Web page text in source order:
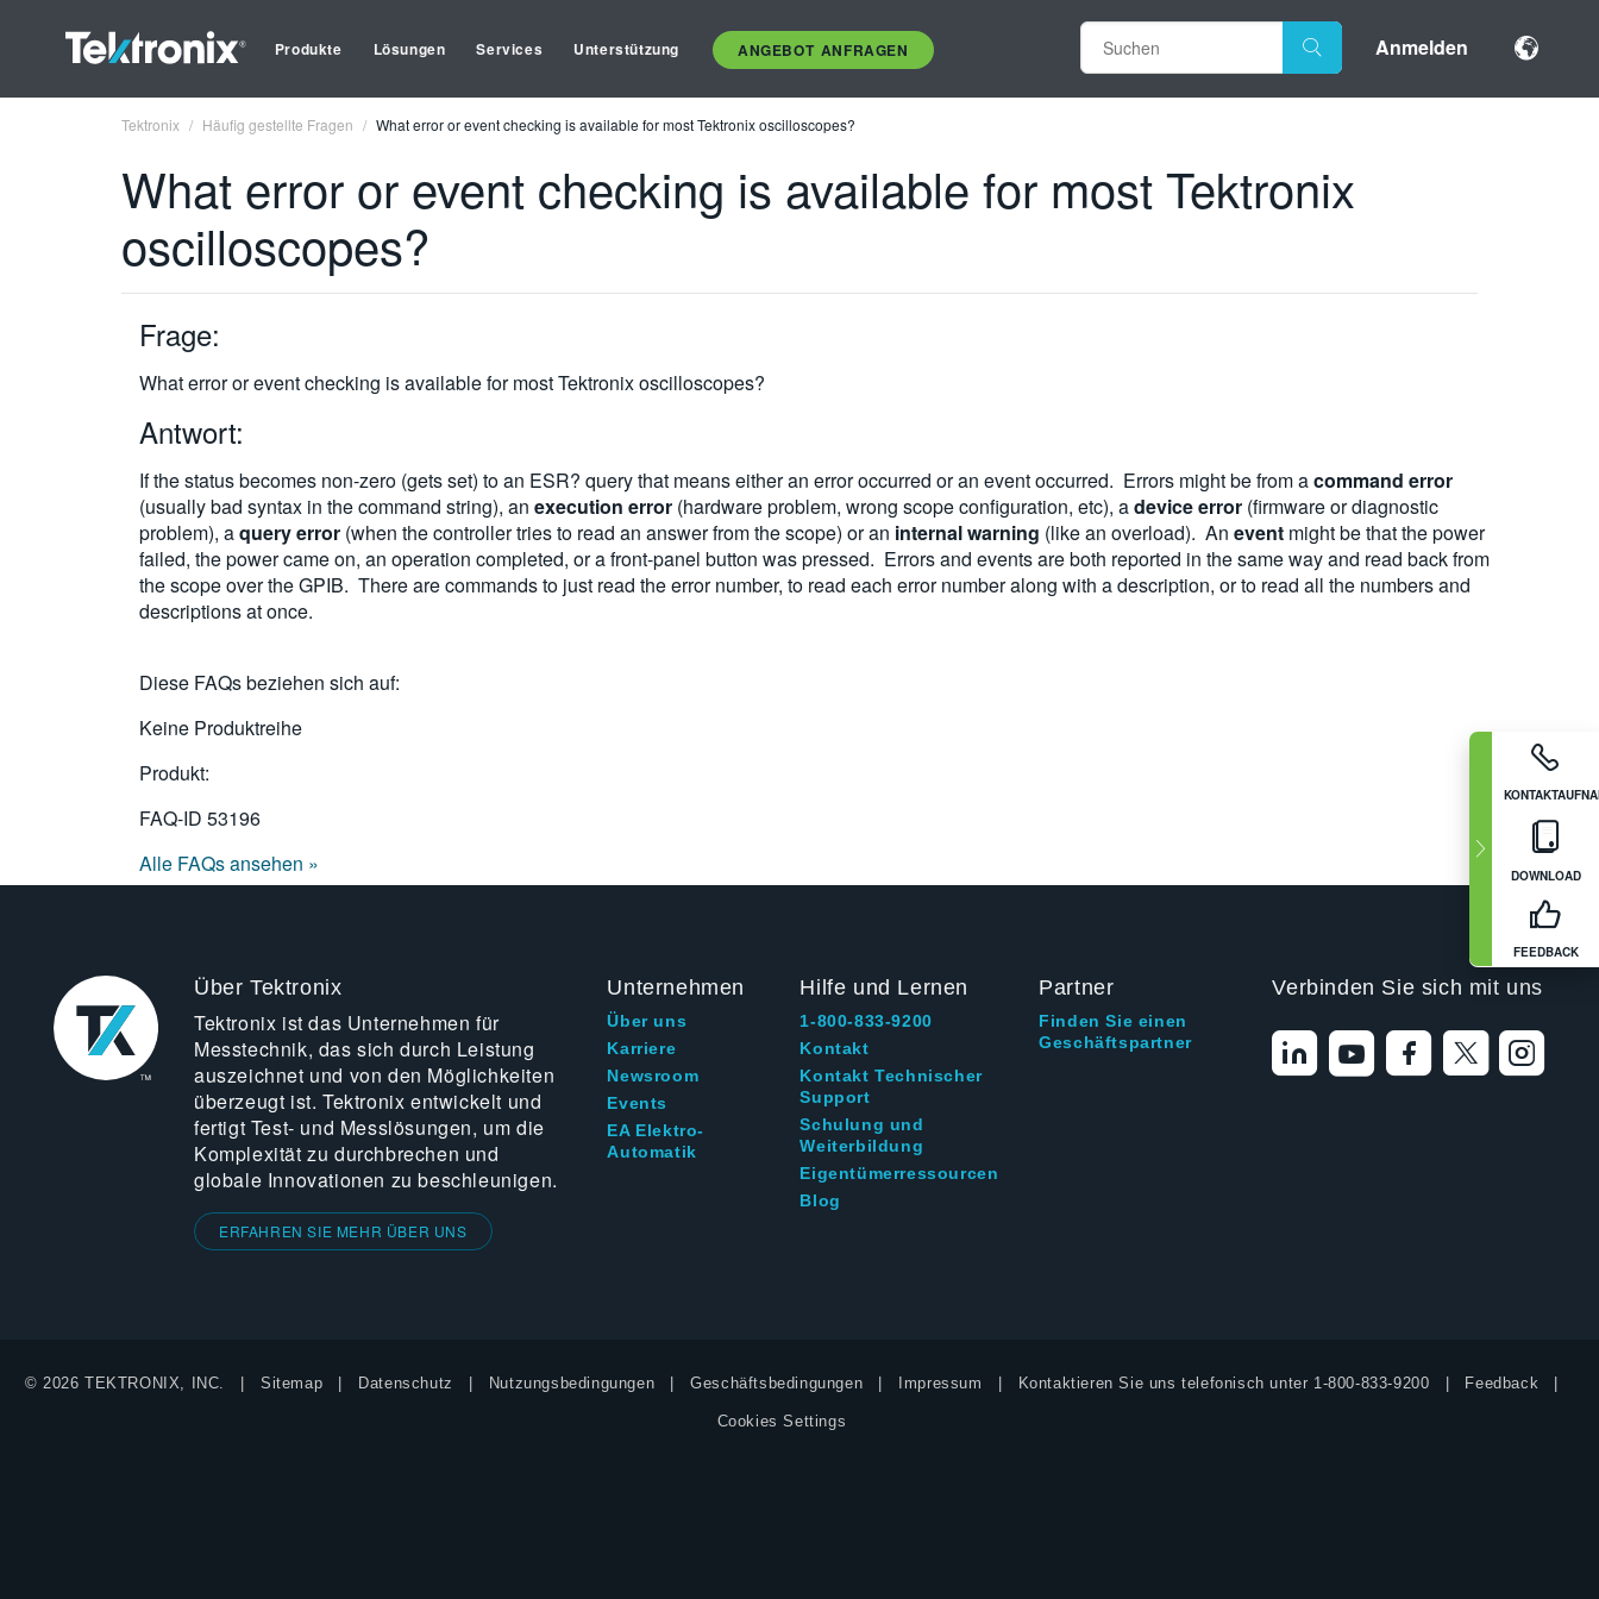
Produkte Lösungen Services Unterstützung ANGEBOT ANFRAGEN Anmelden
DOWNLOAD
FEEDBACK
Tektronix Häufig gestellte Fragen What error or event checking is available for most Tektronix oscilloscopes?
What error or event checking is available for most Tektronix
oscilloscopes?
Frage:
What error or event checking is available for most Tektronix oscilloscopes?
Antwort:
If the status becomes non-zero (gets set) to an ESR? query that means either an error occurred or an event occurred. Errors might be from acommand error
(usually bad syntax in the command string), an execution error (hardware problem, wrong scope configuration, etc), adevice error (firmware or diagnostic
problem), aquery error (when the controller tries to read an answer from the scope) or an internal warning (like an overload). An event might be that the power
failed, the power came on, an operation completed, or a front-panel button was pressed. Errors and events are both reported in the same way and read back from
the scope over the GPIB. There are commands to just read the error number, to read each error number along with a description, or to read all the numbers and
descriptions at once.
Diese FAQs beziehen sich auf:
Keine Produktreihe
Produkt:
FAQ-ID 53196
Alle FAQs ansehen »
Über Tektronix
Tektronix ist das Unternehmen für
Messtechnik, das sich durch Leistung
auszeichnet und von den Möglichkeiten
überzeugt ist. Tektronix entwickelt und
fertigt Test- und Messlösungen, um die
Komplexität zu durchbrechen und
globale Innovationen zu beschleunigen.
ERFAHREN SIE MEHR ÜBER UNS
Unternehmen
Über uns
Karriere
Newsroom
Events
EA Elektro-
Automatik
Hilfe und Lernen
1-800-833-9200
Kontakt
Kontakt Technischer
Support
Schulung und
Weiterbildung
Eigentümerressourcen
Blog
Partner
Finden Sie einen
Geschäftspartner
Verbinden Sie sich mit uns
© 2026 TEKTRONIX, INC. Sitemap Datenschutz Nutzungsbedingungen Geschäftsbedingungen Impressum Kontaktieren Sie uns telefonisch unter 1-800-833-9200 Feedback
Cookies Settings